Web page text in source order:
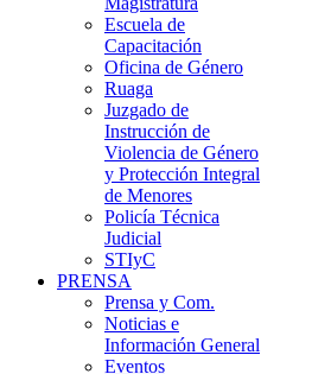
Escuela de
Capacitación
Oficina de Género
Ruaga
Juzgado de
Instrucción de
Violencia de Género
y Protección Integral
de Menores
Policía Técnica
Judicial
STIyC
PRENSA
Prensa y Com.
Noticias e
Información General
Eventos